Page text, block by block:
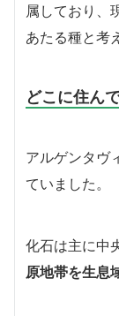
属しており、
あたる種と考
どこに住ん
アルゲンタヴ
ていました。
化石は主に中
原地帯を生息